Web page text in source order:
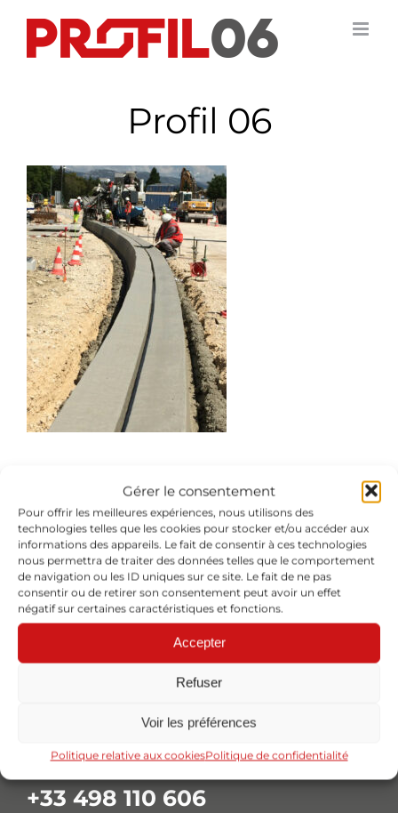
Gérer le consentement
Pour offrir les meilleures expériences, nous utilisons des
technologies telles que les cookies pour stocker et/ou accéder aux
informations des appareils. Le fait de consentir à ces technologies
nous permettra de traiter des données telles que le comportement
de navigation ou les ID uniques sur ce site. Le fait de ne pas
consentir ou de retirer son consentement peut avoir un effet
négatif sur certaines caractéristiques et fonctions.
Accepter
Refuser
Voir les préférences
Politique relative aux cookiesPolitique de confidentialité
contenu
Profil 06
Réalisation de bordures et caniveaux coulés sur place
+33 498 110 606